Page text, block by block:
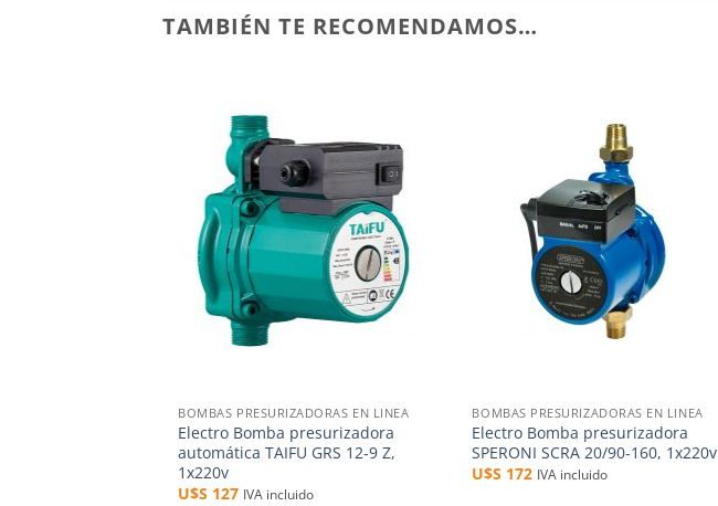
TAMBIÉN TE RECOMENDAMOS…
a la
lista de
deseos
BOMBAS PRESURIZADORAS EN LINEA
Electro Bomba presurizadora
automática TAIFU GRS 12-9 Z,
1x220v
U$S 127 IVA incluido
BOMBAS PRESURIZADORAS EN LINEA
Electro Bomba presurizadora
SPERONI SCRA 20/90-160, 1x220v
U$S 172 IVA incluido